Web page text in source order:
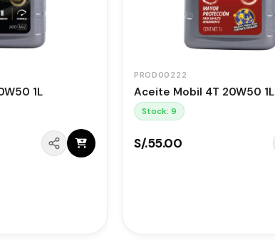
1L
PROD00222
Aceite Mobil 4T 20W50 1L
Stock: 9
S/.55.00